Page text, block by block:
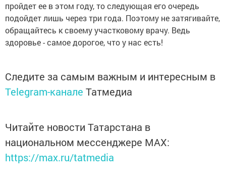
пройдет ее в этом году, то следующая его очередь
подойдет лишь через три года. Поэтому не затягивайте,
обращайтесь к своему участковому врачу. Ведь
здоровье - самое дорогое, что у нас есть!
Следите за самым важным и интересным в
Telegram-канале Татмедиа
Читайте новости Татарстана в
национальном мессенджере MАХ:
https://max.ru/tatmedia